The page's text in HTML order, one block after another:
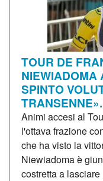
TOUR DE
NIEWIADOMA
SPINTO
Animi accesi al
l'ottava frazione
che ha visto la
Niewiadoma è
costretta a